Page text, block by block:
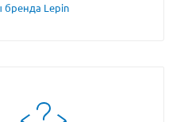
бренда Lepin